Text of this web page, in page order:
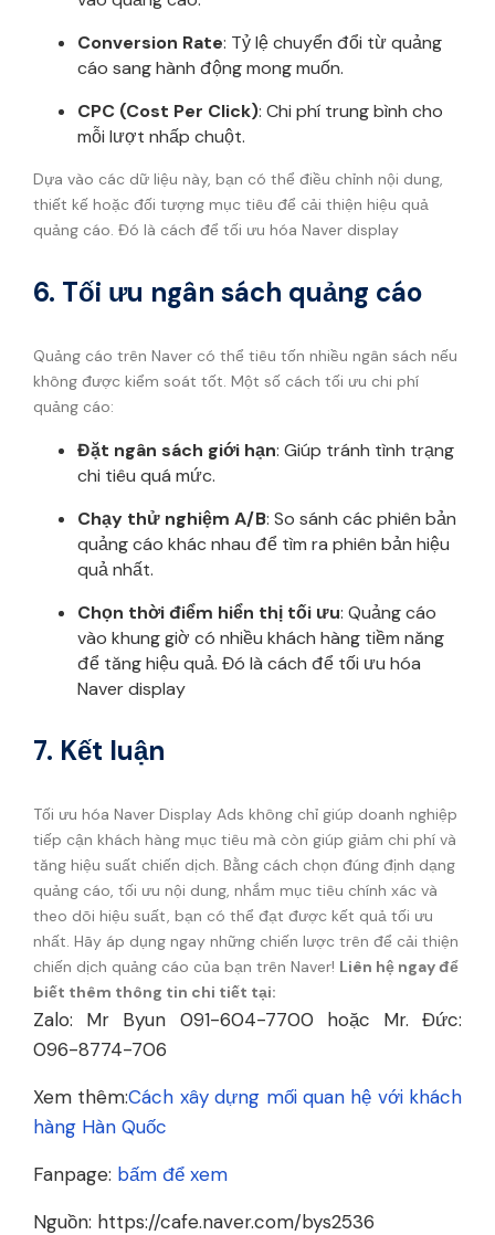
Conversion Rate: Tỷ lệ chuyển đổi từ quảng
cáo sang hành động mong muốn.
CPC (Cost Per Click): Chi phí trung bình cho
mỗi lượt nhấp chuột.
Dựa vào các dữ liệu này, bạn có thể điều chỉnh nội dung,
thiết kế hoặc đối tượng mục tiêu để cải thiện hiệu quả
quảng cáo. Đó là cách để tối ưu hóa Naver display
6. Tối ưu ngân sách quảng cáo
Quảng cáo trên Naver có thể tiêu tốn nhiều ngân sách nếu
không được kiểm soát tốt. Một số cách tối ưu chi phí
quảng cáo:
Đặt ngân sách giới hạn: Giúp tránh tình trạng
chi tiêu quá mức.
Chạy thử nghiệm A/B: So sánh các phiên bản
quảng cáo khác nhau để tìm ra phiên bản hiệu
quả nhất.
Chọn thời điểm hiển thị tối ưu: Quảng cáo
vào khung giờ có nhiều khách hàng tiềm năng
để tăng hiệu quả. Đó là cách để tối ưu hóa
Naver display
7. Kết luận
Tối ưu hóa Naver Display Ads không chỉ giúp doanh nghiệp
tiếp cận khách hàng mục tiêu mà còn giúp giảm chi phí và
tăng hiệu suất chiến dịch. Bằng cách chọn đúng định dạng
quảng cáo, tối ưu nội dung, nhắm mục tiêu chính xác và
theo dõi hiệu suất, bạn có thể đạt được kết quả tối ưu
nhất. Hãy áp dụng ngay những chiến lược trên để cải thiện
chiến dịch quảng cáo của bạn trên Naver! Liên hệ ngay để
biết thêm thông tin chi tiết tại:
Zalo: Mr Byun 091-604-7700 hoặc Mr. Đức:
096-8774-706
Xem thêm:Cách xây dựng mối quan hệ với khách
hàng Hàn Quốc
Fanpage: bấm để xem
Nguồn: https://cafe.naver.com/bys2536